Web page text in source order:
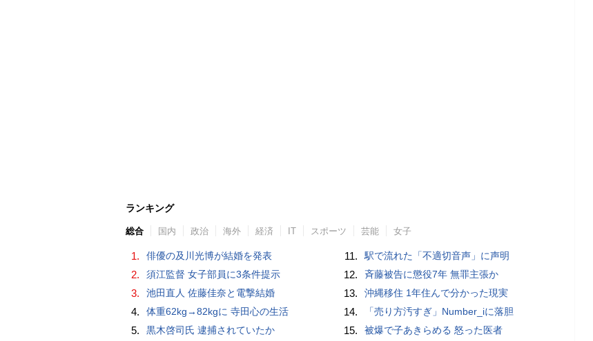
ランキング
総合 国内 政治 海外 経済 IT スポーツ 芸能 女子
1. 俳優の及川光博が結婚を発表
2. 須江監督 女子部員に3条件提示
3. 池田直人 佐藤佳奈と電撃結婚
4. 体重62kg→82kgに 寺田心の生活
5. 黒木啓司氏 逮捕されていたか
11. 駅で流れた「不適切音声」に声明
12. 斉藤被告に懲役7年 無罪主張か
13. 沖縄移住 1年住んで分かった現実
14. 「売り方汚すぎ」Number_iに落胆
15. 被爆で子あきらめる 怒った医者